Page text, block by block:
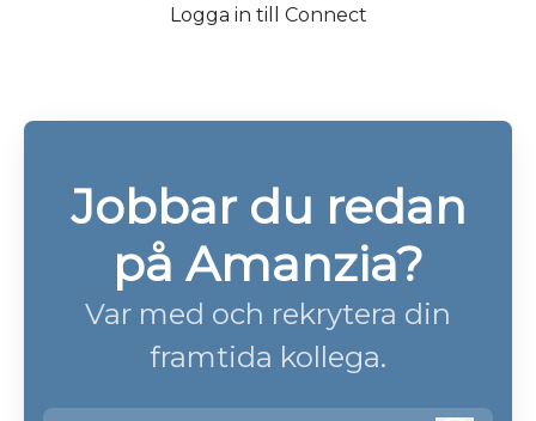
Logga in till Connect
Jobbar du redan
på Amanzia?
Var med och rekrytera din
framtida kollega.